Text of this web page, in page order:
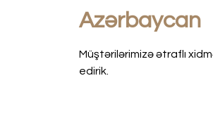
Azərbaycan
Müştərilərimizə ətraflı
edirik.